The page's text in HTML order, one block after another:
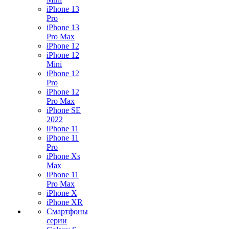
iPhone 13
Pro
iPhone 13
Pro Max
iPhone 12
iPhone 12
Mini
iPhone 12
Pro
iPhone 12
Pro Max
iPhone SE
2022
iPhone 11
iPhone 11
Pro
iPhone Xs
Max
iPhone 11
Pro Max
iPhone X
iPhone XR
Смартфоны
серии